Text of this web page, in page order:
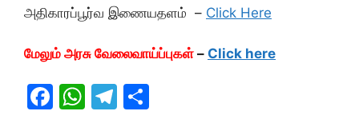
அதிகாரப்பூர்வ இணையதளம் – Click Here
மேலும் அரசு வேலைவாய்ப்புகள் – Click here
F
W T